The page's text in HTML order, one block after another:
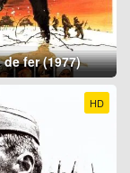
de fer (1977)
HD